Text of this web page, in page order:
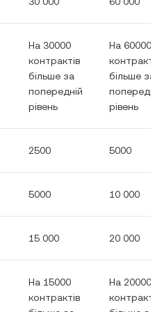
На 30000
контрактів
більше за
попередній
рівень
На 60000
контрактів
більше за
рівень
2500 5000
5000 10 000
15 000 20 000
На 15000
контрактів
На 20000
контрактів